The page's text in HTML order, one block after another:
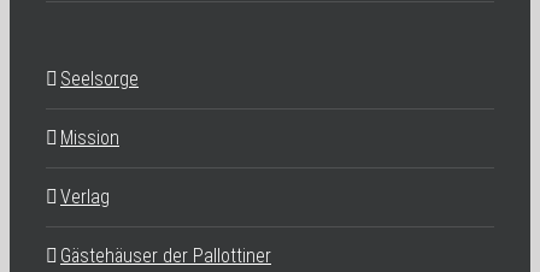
Seelsorge
Mission
Verlag
Gästehäuser der Pallottiner